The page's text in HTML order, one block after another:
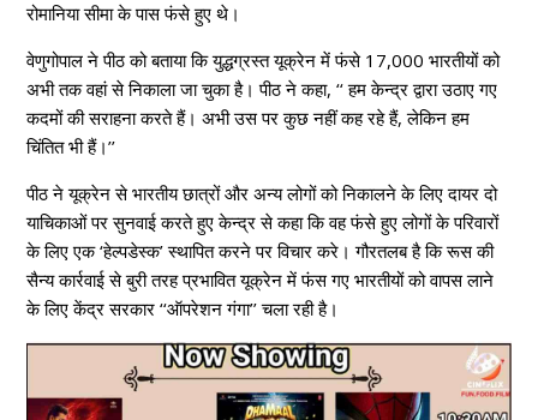
रोमानिया सीमा के पास फंसे हुए थे।
वेणुगोपाल ने पीठ को बताया कि युद्धग्रस्त यूक्रेन में फंसे 17,000 भारतीयों को
अभी तक वहां से निकाला जा चुका है। पीठ ने कहा, ‘‘ हम केन्द्र द्वारा उठाए गए
कदमों की सराहना करते हैं। अभी उस पर कुछ नहीं कह रहे हैं, लेकिन हम
चिंतित भी हैं।’’
पीठ ने यूक्रेन से भारतीय छात्रों और अन्य लोगों को निकालने के लिए दायर दो
याचिकाओं पर सुनवाई करते हुए केन्द्र से कहा कि वह फंसे हुए लोगों के परिवारों
के लिए एक ‘हेल्पडेस्क’ स्थापित करने पर विचार करे। गौरतलब है कि रूस की
सैन्य कार्रवाई से बुरी तरह प्रभावित यूक्रेन में फंस गए भारतीयों को वापस लाने
के लिए केंद्र सरकार ‘‘ऑपरेशन गंगा’’ चला रही है।